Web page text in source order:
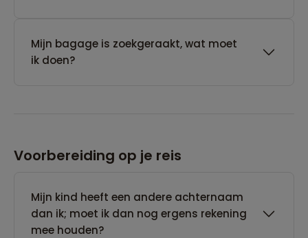
Mijn bagage is zoekgeraakt, wat moet
ik doen?
Voorbereiding op je reis
Mijn kind heeft een andere achternaam
dan ik; moet ik dan nog ergens rekening
mee houden?